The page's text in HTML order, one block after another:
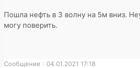
Пошла нефть в 3 волну на 5м вниз.
могу поверить.
Сообщение : 04.01.2021 17:18